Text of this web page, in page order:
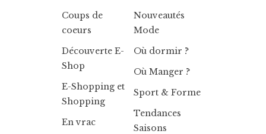
Coups de
coeurs
Découverte E-
Shop
E-Shopping et
Shopping
En vrac
Nouveautés
Mode
Où dormir ?
Où Manger ?
Sport & Forme
Tendances
Saisons